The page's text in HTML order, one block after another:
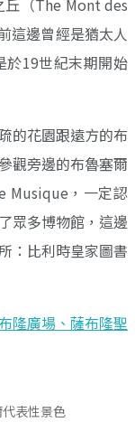
（The Mont des
這邊曾經是猶太人
於19世紀末期開始
的花園跟遠方的布
觀旁邊的布魯塞爾
Musique，一定認
眾多博物館，這邊
：比利時皇家圖書
隆廣場、薩布隆聖
表性景色